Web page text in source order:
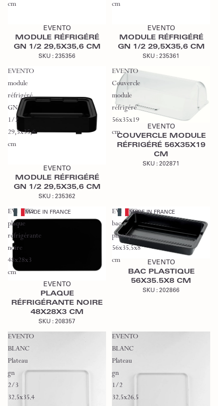
cm
EVENTO
MODULE RÉFRIGÉRÉ
GN 1/2 29,5X35,6 CM
SKU : 235356
cm
EVENTO
MODULE RÉFRIGÉRÉ
GN 1/2 29,5X35,6 CM
SKU : 235361
EVENTO
module
réfrigéré
GN
1/2
29,5x35,6
cm
EVENTO
MODULE RÉFRIGÉRÉ
GN 1/2 29,5X35,6 CM
SKU : 235362
EVENTO
Couvercle
module
réfrigéré
56x35x19
cm
Ajouter au devis
EVENTO
COUVERCLE MODULE
RÉFRIGÉRÉ 56X35X19
CM
SKU : 202871
EVENTO
plaque
réfrigérante
noire
48x28x3
cm
MADE IN FRANCE
Ajouter au devis
EVENTO
PLAQUE
RÉFRIGÉRANTE NOIRE
48X28X3 CM
SKU : 208357
EVENTO
bac
plastique
56x35.5x8
cm
MADE IN FRANCE
Ajouter au devis
EVENTO
BAC PLASTIQUE
56X35.5X8 CM
SKU : 202866
EVENTO
BLANC
Plateau
gn
2/3
32.5x35.4
EVENTO
BLANC
Plateau
gn
1/2
32.5x26.5